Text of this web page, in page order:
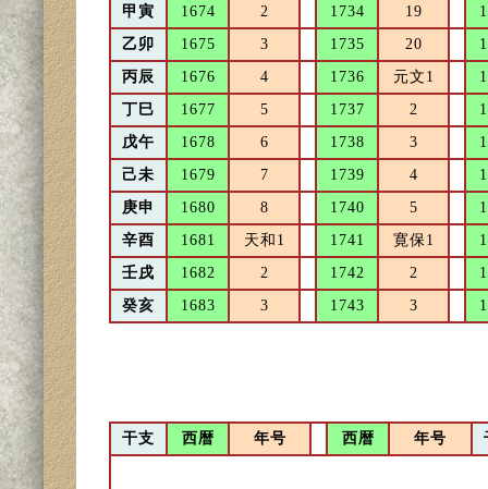
甲寅
1674 2 1734 19
乙卯
1675 3 1735 20
丙辰
1676 4 1736 元文1
丁巳
1677 5 1737 2
戊午
1678 6 1738 3
己未
1679 7 1739 4
庚申
1680 8 1740 5
辛酉
1681 天和1 1741 寛保1
壬戌
1682 2 1742 2
癸亥
1683 3 1743 3
干支 西暦 年号 西暦 年号